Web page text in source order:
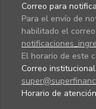
Correo para
Para el envío de
habilitado el
El horario de este
Correo institucional:
Horario de atención